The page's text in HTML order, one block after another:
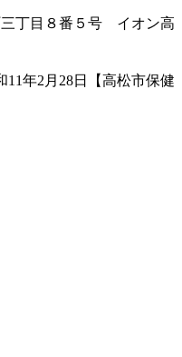
三丁目８番５号 イオン高
11年2月28日【高松市保健